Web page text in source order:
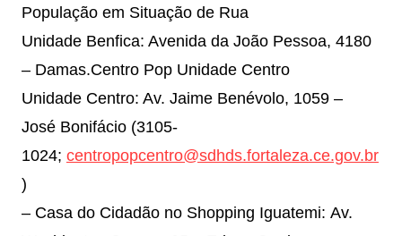
População em Situação de Rua
Unidade Benfica: Avenida da João Pessoa, 4180
– Damas.Centro Pop Unidade Centro
Unidade Centro: Av. Jaime Benévolo, 1059 –
José Bonifácio (3105-
1024; centropopcentro@sdhds.fortaleza.ce.gov.br
)
– Casa do Cidadão no Shopping Iguatemi: Av.